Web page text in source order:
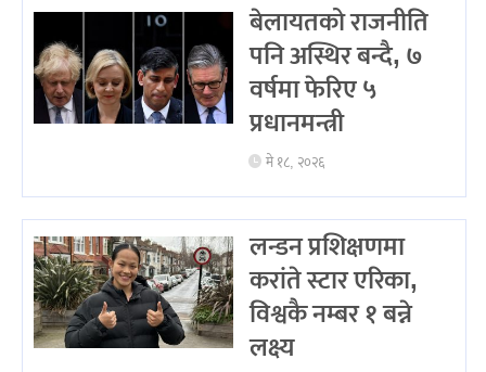
बेलायतको राजनीति
पनि अस्थिर बन्दै, ७
वर्षमा फेरिए ५
प्रधानमन्त्री
मे १८, २०२६
लन्डन प्रशिक्षणमा
करांते स्टार एरिका,
विश्वकै नम्बर १ बन्ने
लक्ष्य